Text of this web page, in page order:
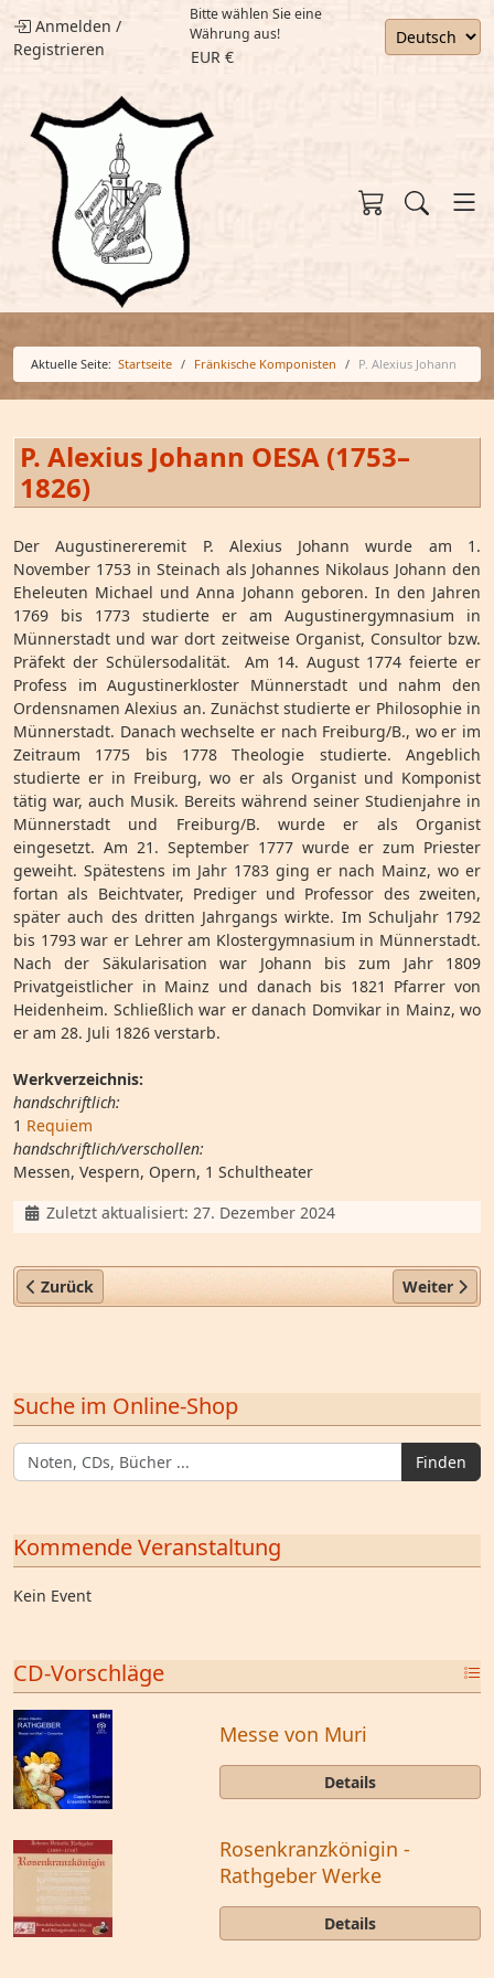
Anmelden /
Registrieren
Bitte wählen Sie eine
Währung aus!
EUR €
Aktuelle Seite: Startseite Fränkische Komponisten P. Alexius Johann
P. Alexius Johann OESA (1753–
1826)
Der Augustinereremit P. Alexius Johann wurde am 1.
November 1753 in Steinach als Johannes Nikolaus Johann den
Eheleuten Michael und Anna Johann geboren. In den Jahren
1769 bis 1773 studierte er am Augustinergymnasium in
Münnerstadt und war dort zeitweise Organist, Consultor bzw.
Präfekt der Schülersodalität. Am 14. August 1774 feierte er
Profess im Augustinerkloster Münnerstadt und nahm den
Ordensnamen Alexius an. Zunächst studierte er Philosophie in
Münnerstadt. Danach wechselte er nach Freiburg/B., wo er im
Zeitraum 1775 bis 1778 Theologie studierte. Angeblich
studierte er in Freiburg, wo er als Organist und Komponist
tätig war, auch Musik. Bereits während seiner Studienjahre in
Münnerstadt und Freiburg/B. wurde er als Organist
eingesetzt. Am 21. September 1777 wurde er zum Priester
geweiht. Spätestens im Jahr 1783 ging er nach Mainz, wo er
fortan als Beichtvater, Prediger und Professor des zweiten,
später auch des dritten Jahrgangs wirkte. Im Schuljahr 1792
bis 1793 war er Lehrer am Klostergymnasium in Münnerstadt.
Nach der Säkularisation war Johann bis zum Jahr 1809
Privatgeistlicher in Mainz und danach bis 1821 Pfarrer von
Heidenheim. Schließlich war er danach Domvikar in Mainz, wo
er am 28. Juli 1826 verstarb.
Werkverzeichnis:
handschriftlich:
1 Requiem
handschriftlich/verschollen:
Messen, Vespern, Opern, 1 Schultheater
DetailsZuletzt aktualisiert: 27. Dezember 2024
Vorheriger Beitrag: Georg Joachim Joseph Hahn (1712–1772)
Zurück Nächster
Weiter
Suche im Online-Shop
Finden
Kommende Veranstaltung
Kein Event
CD-Vorschläge
Messe von Muri
Details
Rosenkranzkönigin -
Rathgeber Werke
Details